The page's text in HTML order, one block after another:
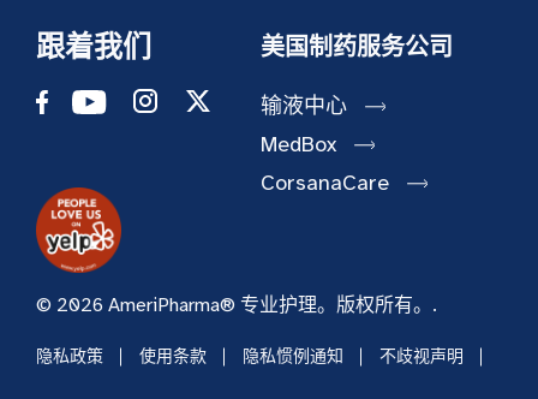
跟着我们 美国制药服务公司
输液中心
MedBox
CorsanaCare
© 2026 AmeriPharma® 专业护理。版权所有。.
隐私政策 使用条款 隐私惯例通知 不歧视声明